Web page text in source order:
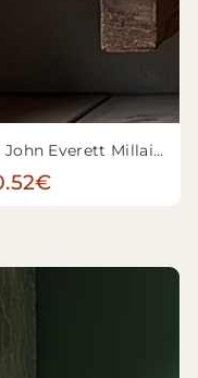
Sir John Everett Millais - Portia